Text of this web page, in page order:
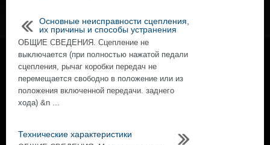
Основные неисправности сцепления,
их причины и способы устранения
ОБЩИЕ СВЕДЕНИЯ. Сцепление не
выключается (при полностью нажатой педали
сцепления, рычаг коробки передач не
перемещается свободно в положение или из
положения включенной передачи. заднего
хода) &n ...
Технические характеристики